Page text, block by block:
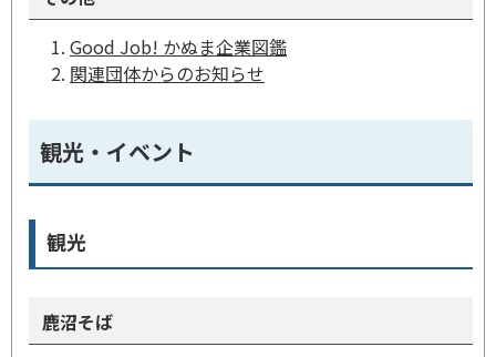
Good Job! かぬま企業図鑑
関連団体からのお知らせ
観光・イベント
観光
鹿沼そば